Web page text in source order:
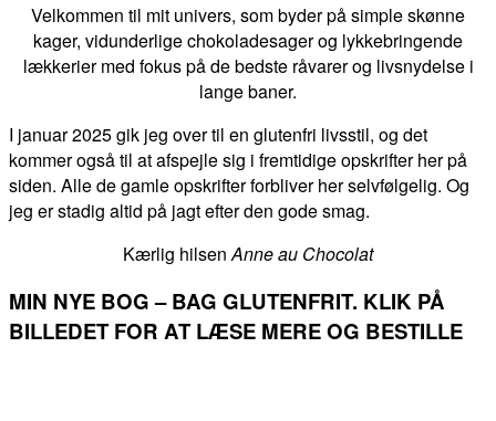
Velkommen til mit univers, som byder på simple skønne
kager, vidunderlige chokoladesager og lykkebringende
lækkerier med fokus på de bedste råvarer og livsnydelse i
lange baner.
I januar 2025 gik jeg over til en glutenfri livsstil, og det
kommer også til at afspejle sig i fremtidige opskrifter her på
siden. Alle de gamle opskrifter forbliver her selvfølgelig. Og
jeg er stadig altid på jagt efter den gode smag.
Kærlig hilsenAnne au Chocolat
MIN NYE BOG – BAG GLUTENFRIT. KLIK PÅ
BILLEDET FOR AT LÆSE MERE OG BESTILLE